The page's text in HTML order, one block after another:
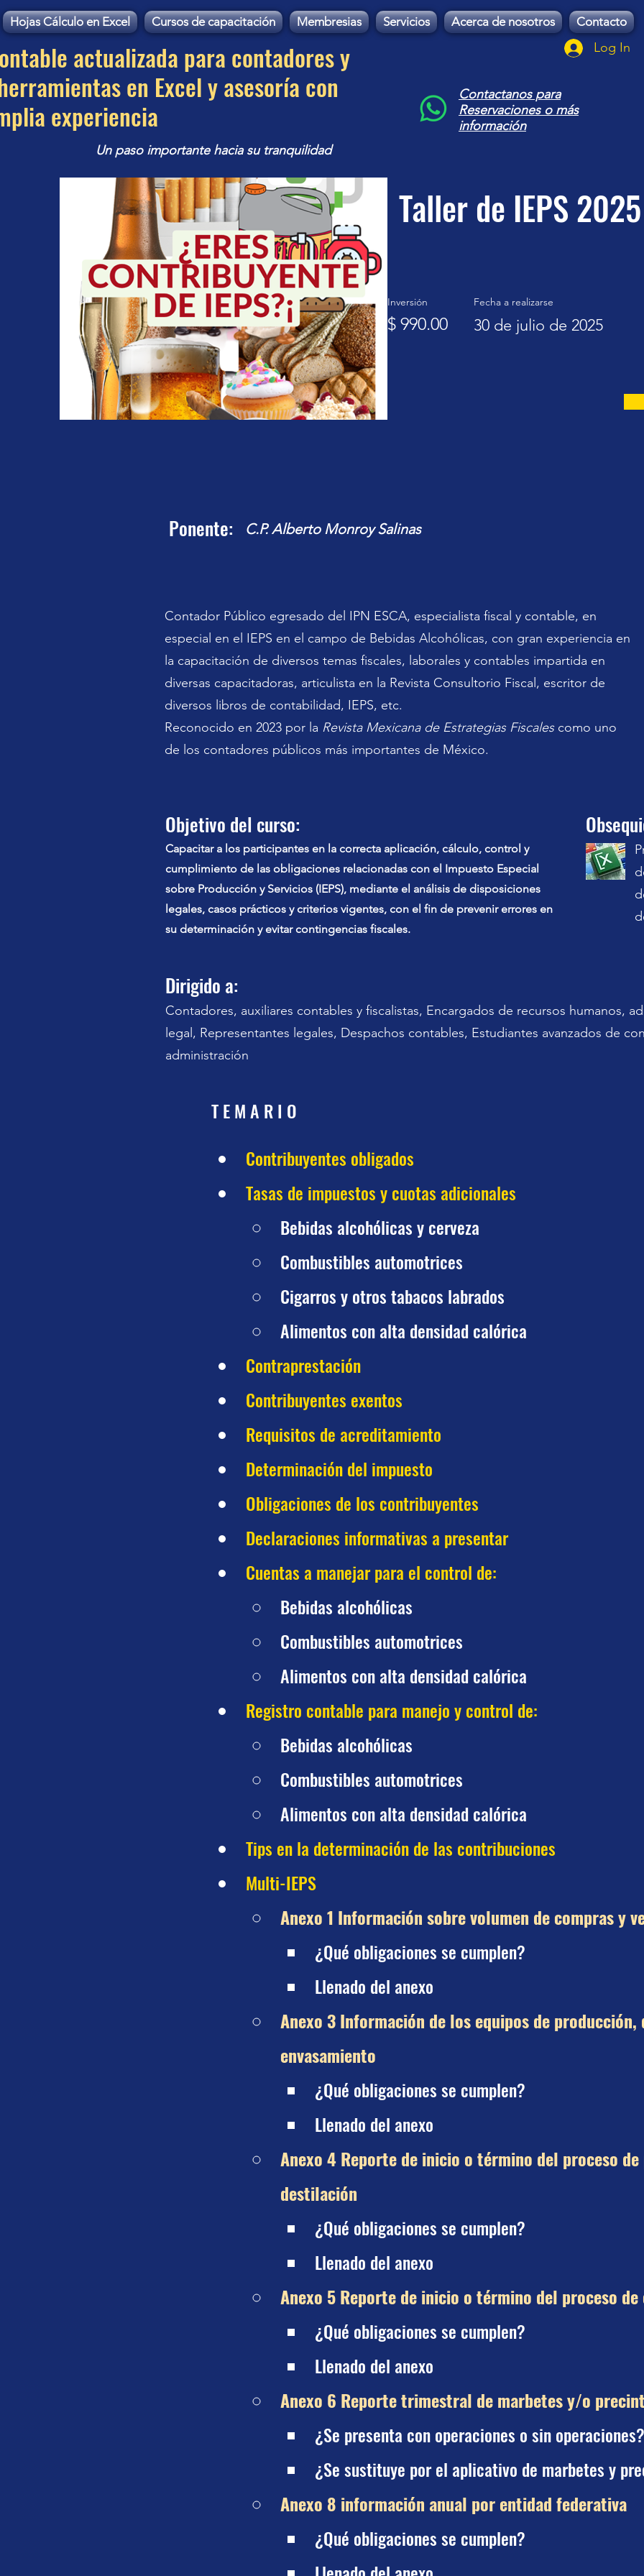
Hojas Cálculo en Excel Cursos de capacitación Membresias Servicios Acerca de nosotros Contacto
actualizada para contadores y
en Excel y asesoría con
experiencia
Log In
Contactanos para
Reservaciones o más
información
Un paso importante hacia su tranquilidad
Taller de IEPS 2025
Inversión
$ 990.00
Fecha a realizarse
30 de julio de 2025
Ponente: C.P. Alberto Monroy Salinas
Contador Público egresado del IPN ESCA, especialista fiscal y contable, en
especial en el IEPS en el campo de Bebidas Alcohólicas, con gran experiencia en
la capacitación de diversos temas fiscales, laborales y contables impartida en
diversas capacitadoras, articulista en la Revista Consultorio Fiscal, escritor de
diversos libros de contabilidad, IEPS, etc.
Reconocido en 2023 por la Revista Mexicana de Estrategias Fiscalescomo uno
de los contadores públicos más importantes de México.
Objetivo del curso:
Capacitar a los participantes en la correcta aplicación, cálculo, control y
cumplimiento de las obligaciones relacionadas con el Impuesto Especial
sobre Producción y Servicios (IEPS), mediante el análisis de disposiciones
legales, casos prácticos y criterios vigentes, con el fin de prevenir errores en
su determinación y evitar contingencias fiscales.
Dirigido a:
Contadores, auxiliares contables y fiscalistas, Encargados de recursos humanos,
legal, Representantes legales, Despachos contables, Estudiantes avanzados de
administración
T E M A R I O
Contribuyentes obligados
Tasas de impuestos y cuotas adicionales
Bebidas alcohólicas y cerveza
Combustibles automotrices
Cigarros y otros tabacos labrados
Alimentos con alta densidad calórica
Contraprestación
Contribuyentes exentos
Requisitos de acreditamiento
Determinación del impuesto
Obligaciones de los contribuyentes
Declaraciones informativas a presentar
Cuentas a manejar para el control de:
Bebidas alcohólicas
Combustibles automotrices
Alimentos con alta densidad calórica
Registro contable para manejo y control de:
Bebidas alcohólicas
Combustibles automotrices
Alimentos con alta densidad calórica
Tips en la determinación de las contribuciones
Multi-IEPS
Anexo 1 Información sobre volumen de compras y
¿Qué obligaciones se cumplen?
Llenado del anexo
Anexo 3 Información de los equipos de
envasamiento
¿Qué obligaciones se cumplen?
Llenado del anexo
Anexo 4 Reporte de inicio o término del proceso
destilación
¿Qué obligaciones se cumplen?
Llenado del anexo
Anexo 5 Reporte de inicio o término del proceso de
¿Qué obligaciones se cumplen?
Llenado del anexo
Anexo 6 Reporte trimestral de marbetes y/o
¿Se presenta con operaciones o sin operaciones?
¿Se sustituye por el aplicativo de marbetes y
Anexo 8 información anual por entidad federativa
¿Qué obligaciones se cumplen?